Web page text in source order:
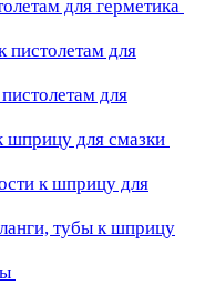
для герметика
пистолетам для
для
шприцу для смазки
к шприцу для
тубы к шприцу